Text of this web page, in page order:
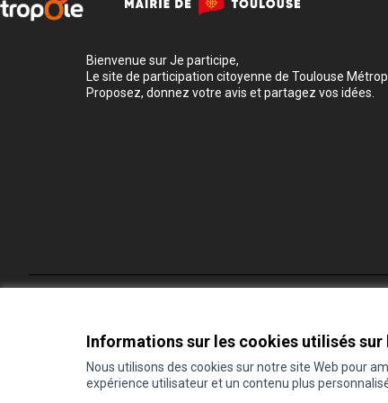
Informations sur les cookies utilisés sur
Nous utilisons des cookies sur notre site Web pour
expérience utilisateur et un contenu plus
Bienvenue sur Je participe,
Le site de participation citoyenne de Toulouse
Proposez, donnez votre avis et partagez vos idées.